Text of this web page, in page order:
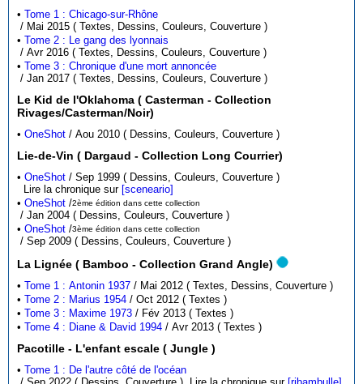
•Tome 1 : Chicago-sur-Rhône
/ Mai 2015 ( Textes, Dessins, Couleurs, Couverture )
•Tome 2 : Le gang des lyonnais
/ Avr 2016 ( Textes, Dessins, Couleurs, Couverture )
•Tome 3 : Chronique d'une mort annoncée
/ Jan 2017 ( Textes, Dessins, Couleurs, Couverture )
Le Kid de l'Oklahoma ( Casterman - Collection
Rivages/Casterman/Noir)
•OneShot / Aou 2010 ( Dessins, Couleurs, Couverture )
Lie-de-Vin ( Dargaud - Collection Long Courrier)
•OneShot
/ Sep 1999 ( Dessins, Couleurs, Couverture )
Lire la chronique sur [sceneario]
•OneShot /2ème édition dans cette collection
/ Jan 2004 ( Dessins, Couleurs, Couverture )
•OneShot /3ème édition dans cette collection
/ Sep 2009 ( Dessins, Couleurs, Couverture )
La Lignée ( Bamboo - Collection Grand Angle)
•Tome 1 : Antonin 1937
/ Mai 2012 ( Textes, Dessins, Couverture )
•Tome 2 : Marius 1954
/ Oct 2012 ( Textes )
•Tome 3 : Maxime 1973
/ Fév 2013 ( Textes )
•Tome 4 : Diane & David 1994 / Avr 2013 ( Textes )
Pacotille - L'enfant escale ( Jungle )
•Tome 1 : De l'autre côté de l'océan